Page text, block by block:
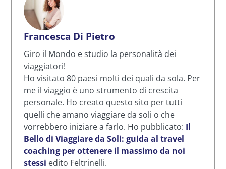
Francesca Di Pietro
Giro il Mondo e studio la personalità dei
viaggiatori!
Ho visitato 80 paesi molti dei quali da sola. Per
me il viaggio è uno strumento di crescita
personale. Ho creato questo sito per tutti
quelli che amano viaggiare da soli o che
vorrebbero iniziare a farlo. Ho pubblicato: Il
Bello di Viaggiare da Soli: guida al travel
coaching per ottenere il massimo da noi
stessi edito Feltrinelli.